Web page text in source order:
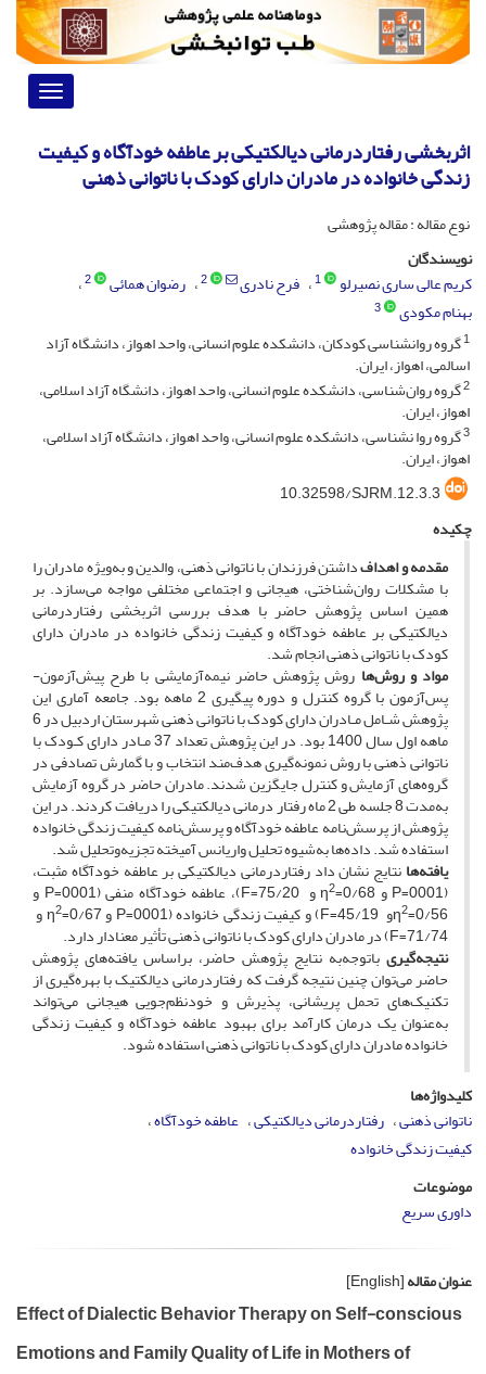
Toggle
اثربخشی رفتاردرمانی دیالکتیکی بر عاطفه خودآگاه و کیفیت
زندگی خانواده در مادران دارای کودک با ناتوانی ذهنی
نوع مقاله : مقاله پژوهشی
نویسندگان
کریم عالی ساری نصیرلو
1 فرح نادری 2 رضوان همائی 2
بهنام مکودی
3
1گروه روانشناسی کودکان، دانشکده علوم انسانی، واحد اهواز، دانشگاه آزاد
اسالمی، اهواز، ایران.
2گروه روان‌شناسی، دانشکده علوم انسانی، واحد اهواز، دانشگاه آزاد اسلامی،
اهواز، ایران.
3گروه روا نشناسی، دانشکده علوم انسانی، واحد اهواز، دانشگاه آزاد اسلامی،
اهواز، ایران.
10.32598/SJRM.12.3.3
چکیده
مقدمه و اهدافداشتن فرزندان با ناتوانی ذهنی، والدین و به‌ویژه مادران را
با مشکلات روان‌شناختی، هیجانی و اجتماعی مختلفی مواجه می‌سازد. بر
همین اساس پژوهش حاضر با هدف بررسی اثربخشی رفتاردرمانی
دیالکتیکی بر عاطفه خودآگاه و کیفیت زندگی خانواده در مادران دارای
کودک با ناتوانی ذهنی انجام شد.
مواد و روش‌ها روش پژوهش حاضر نیمه‌آزمایشی با طرح پیش‌آزمون-
پس‌آزمون با گروه کنترل و دوره پیگیری 2 ماهه بود. جامعه آماری این
پژوهش شـامل مـادران دارای کودک با ناتوانی ذهنی شهرستان اردبیل در 6
ماهه اول سال 1400 بود. در این پژوهش تعداد 37 مـادر دارای کـودک با
ناتوانی ذهنی با روش نمونه‌گیری هدف‌مند انتخاب و با گمارش تصادفی در
گروه‌های آزمایش و کنترل جایگزین شدند. مادران حاضر در گروه آزمایش
به‌مدت 8 جلسه طی 2 ماه رفتار درمانی دیالکتیکی را دریافت کردند. در این
پژوهش از پرسش‌نامه عاطفه خودآگاه و پرسش‌نامه کیفیت زندگی خانواده
استفاده شد. داده‌ها به‌شیوه تحلیل واریانس آمیخته تجزیه‌وتحلیل شد.
یافته‌هانتایج نشان داد رفتاردرمانی دیالکتیکی بر عاطفه خودآگاه مثبت،
(P=0001 و η 2 =0/68 و F=75/20)، عاطفه خودآگاه منفی (P=0001 و
η2=0/56و F=45/19) و کیفیت زندگی خانواده (P=0001 و η 2 =0/67 و
F=71/74) در مادران دارای کودک با ناتوانی ذهنی تأثیر معنادار دارد.
نتیجه‌گیری باتوجه‌به نتایج پژوهش حاضر، براساس یافته‌های پژوهش
حاضر می‌توان چنین نتیجه گرفت که رفتاردرمانی دیالکتیک با بهره‌گیری از
تکنیک‌های تحمل پریشانی، پذیرش و خودنظم‌جویی هیجانی می‌تواند
به‌عنوان یک درمان کارآمد برای بهبود عاطفه خودآگاه و کیفیت زندگی
خانواده مادران دارای کودک با ناتوانی ذهنی استفاده شود.
کلیدواژه‌ها
ناتوانی ذهنی رفتاردرمانی دیالکتیکی عاطفه خودآگاه
کیفیت زندگی خانواده
موضوعات
داوری سریع
عنوان مقاله[English]
Effect of Dialectic Behavior Therapy on Self-conscious
Emotions and Family Quality of Life in Mothers of